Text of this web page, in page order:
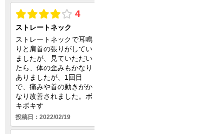
施術の流れ
スタッフ紹介
求人情報
アクセス情報
サイトマップ
労災保険について
労災保険
労災特別給付金
業務中の事故
通勤中の事故
労災の手続き
労災の相談